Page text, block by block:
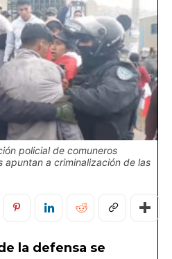
policial de comuneros
apuntan a criminalización de las
la defensa se